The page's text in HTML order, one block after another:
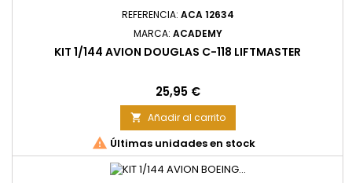
REFERENCIA: ACA 12634
MARCA: ACADEMY
KIT 1/144 AVION DOUGLAS C-118 LIFTMASTER
Precio
25,95 €
 Añadir al carrito
 Últimas unidades en stock